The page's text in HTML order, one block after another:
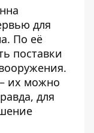
для
По её
поставки
их можно
для